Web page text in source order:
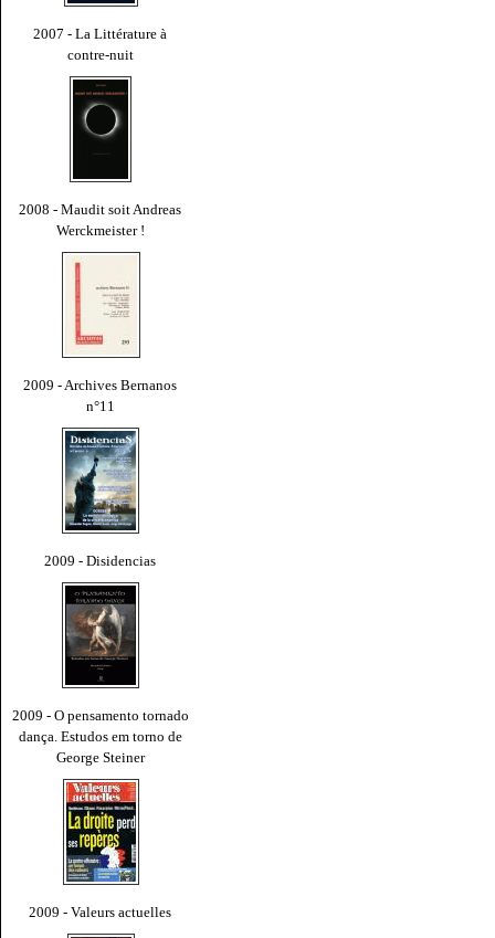
2007 - La Littérature à
contre-nuit
2008 - Maudit soit Andreas
Werckmeister !
2009 - Archives Bernanos
n°11
2009 - Disidencias
2009 - O pensamento tornado
dança. Estudos em torno de
George Steiner
2009 - Valeurs actuelles